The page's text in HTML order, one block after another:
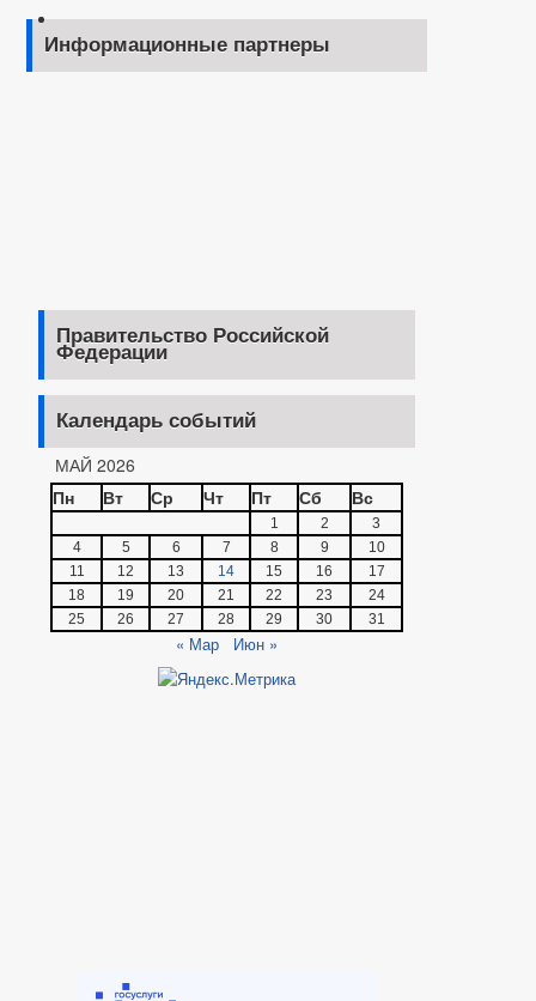
Информационные партнеры
Правительство Российской
Федерации
Календарь событий
МАЙ 2026
Пн
Вт Ср Чт Пт Сб Вс
1 2
3
4
5 6 7 8 9
10
11
12 13 14 15 16
17
18
19 20 21 22 23
24
25
26 27 28 29 30 31
« Мар Июн »